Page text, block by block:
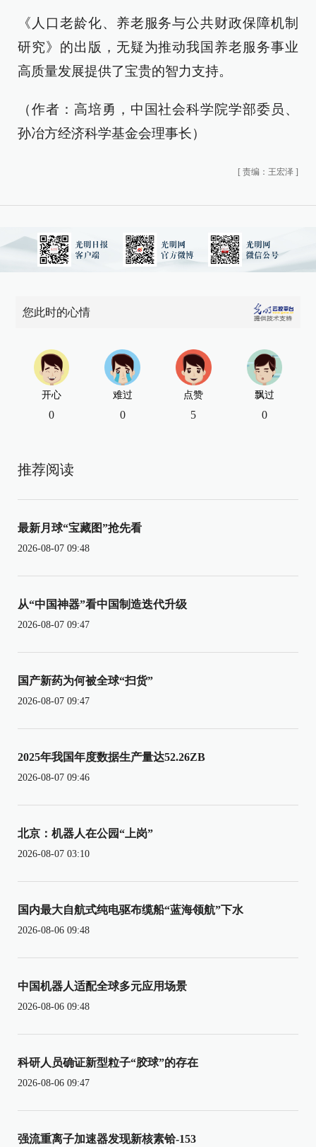
《人口老龄化、养老服务与公共财政保障机制
研究》的出版，无疑为推动我国养老服务事业
高质量发展提供了宝贵的智力支持。
（作者：高培勇，中国社会科学院学部委员、
孙冶方经济科学基金会理事长）
[ 责编：王宏泽 ]
您此时的心情
开心
0
难过
0
点赞
5
飘过
0
推荐阅读
最新月球“宝藏图”抢先看
2026-08-07 09:48
从“中国神器”看中国制造迭代升级
2026-08-07 09:47
国产新药为何被全球“扫货”
2026-08-07 09:47
2025年我国年度数据生产量达52.26ZB
2026-08-07 09:46
北京：机器人在公园“上岗”
2026-08-07 03:10
国内最大自航式纯电驱布缆船“蓝海领航”下水
2026-08-06 09:48
中国机器人适配全球多元应用场景
2026-08-06 09:48
科研人员确证新型粒子“胶球”的存在
2026-08-06 09:47
强流重离子加速器发现新核素铪-153